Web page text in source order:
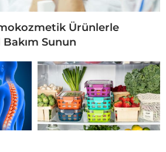
Ürünlerle
Sunun